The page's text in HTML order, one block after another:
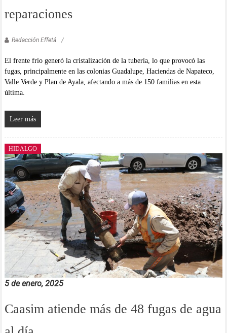
reparaciones
Redacción Effetá
El frente frío generó la cristalización de la tubería, lo que provocó las
fugas, principalmente en las colonias Guadalupe, Haciendas de Napateco,
Valle Verde y Plan de Ayala, afectando a más de 150 familias en esta
última.
Leer más
HIDALGO
5 de enero, 2025
Caasim atiende más de 48 fugas de agua